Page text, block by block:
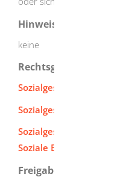
Hinweise
keine
Rechtsgrundlage
Sozialgesetzbuch - Erstes
Sozialgesetzbuch - Zehntes
Sozialgesetzbuch -
Soziale Entschädigung
Freigabevermerk